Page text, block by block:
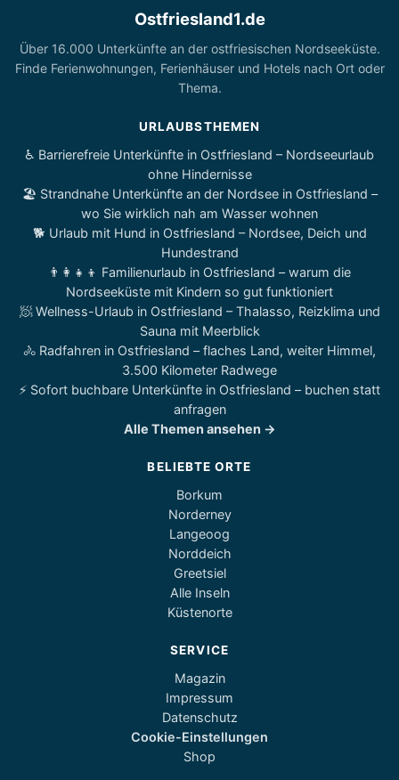
Ostfriesland1.de
Über 16.000 Unterkünfte an der ostfriesischen Nordseeküste.
Finde Ferienwohnungen, Ferienhäuser und Hotels nach Ort oder
Thema.
URLAUBSTHEMEN
♿ Barrierefreie Unterkünfte in Ostfriesland – Nordseeurlaub
ohne Hindernisse
🏖️ Strandnahe Unterkünfte an der Nordsee in Ostfriesland –
wo Sie wirklich nah am Wasser wohnen
🐕 Urlaub mit Hund in Ostfriesland – Nordsee, Deich und
Hundestrand
👨‍👩‍👧‍👦 Familienurlaub in Ostfriesland – warum die
Nordseeküste mit Kindern so gut funktioniert
🧖 Wellness-Urlaub in Ostfriesland – Thalasso, Reizklima und
Sauna mit Meerblick
🚴 Radfahren in Ostfriesland – flaches Land, weiter Himmel,
3.500 Kilometer Radwege
⚡ Sofort buchbare Unterkünfte in Ostfriesland – buchen statt
anfragen
Alle Themen ansehen →
BELIEBTE ORTE
Borkum
Norderney
Langeoog
Norddeich
Greetsiel
Alle Inseln
Küstenorte
SERVICE
Magazin
Impressum
Datenschutz
Cookie-Einstellungen
Shop